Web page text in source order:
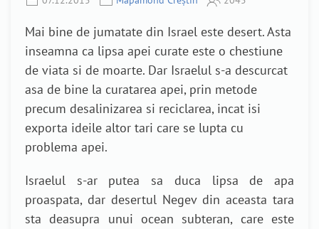
Mai bine de jumatate din Israel este desert. Asta
inseamna ca lipsa apei curate este o chestiune
de viata si de moarte. Dar Israelul s-a descurcat
asa de bine la curatarea apei, prin metode
precum desalinizarea si reciclarea, incat isi
exporta ideile altor tari care se lupta cu
problema apei.
Israelul s-ar putea sa duca lipsa de apa
proaspata, dar desertul Negev din aceasta tara
sta deasupra unui ocean subteran, care este